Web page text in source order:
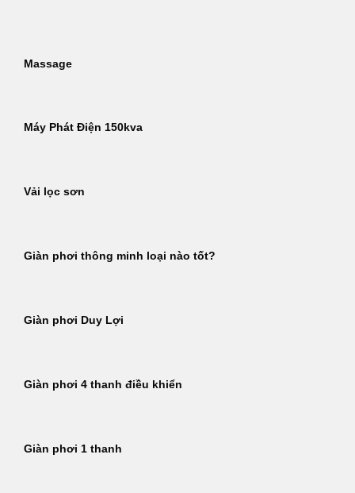
dungMassage
Máy Phát Điện 150kva
Vải lọc sơn
Giàn phơi thông minh loại nào tốt?
Giàn phơi Duy Lợi
Giàn phơi 4 thanh điều khiển
Giàn phơi 1 thanh